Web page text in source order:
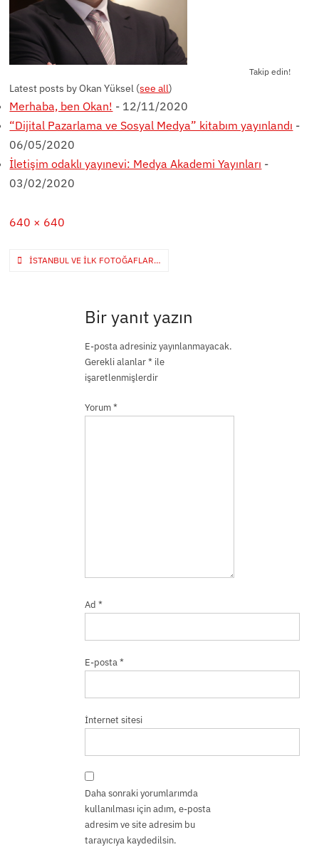
Takip edin!
Latest posts by Okan Yüksel (see all)
Merhaba, ben Okan! - 12/11/2020
“Dijital Pazarlama ve Sosyal Medya” kitabım yayınlandı -
06/05/2020
İletişim odaklı yayınevi: Medya Akademi Yayınları -
03/02/2020
Full
640 × 640
Yazı
İSTANBUL VE ILK FOTOĞAFLAR…
Bir yanıt yazın
E-posta adresiniz yayınlanmayacak.
Gerekli alanlar*ile
işaretlenmişlerdir
Yorum*
Ad *
E-posta*
İnternet sitesi
Daha sonraki yorumlarımda
kullanılması için adım, e-posta
adresim ve site adresim bu
tarayıcıya kaydedilsin.